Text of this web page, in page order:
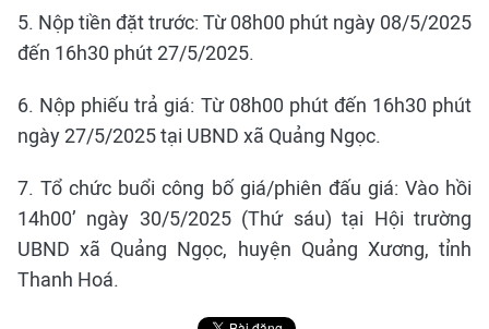
5. Nộp tiền đặt trước: Từ 08h00 phút ngày 08/5/2025
đến 16h30 phút 27/5/2025.
6. Nộp phiếu trả giá: Từ 08h00 phút đến 16h30 phút
ngày 27/5/2025 tại UBND xã Quảng Ngọc.
7. Tổ chức buổi công bố giá/phiên đấu giá: Vào hồi
14h00’ ngày 30/5/2025 (Thứ sáu) tại Hội trường
UBND xã Quảng Ngọc, huyện Quảng Xương, tỉnh
Thanh Hoá.